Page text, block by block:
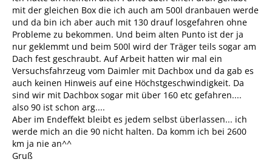
mit der gleichen Box die ich auch am 500l dranbauen werde
und da bin ich aber auch mit 130 drauf losgefahren ohne
Probleme zu bekommen. Und beim alten Punto ist der ja
nur geklemmt und beim 500l wird der Träger teils sogar am
Dach fest geschraubt. Auf Arbeit hatten wir mal ein
Versuchsfahrzeug vom Daimler mit Dachbox und da gab es
auch keinen Hinweis auf eine Höchstgeschwindigkeit. Da
sind wir mit Dachbox sogar mit über 160 etc gefahren....
also 90 ist schon arg....
Aber im Endeffekt bleibt es jedem selbst überlassen... ich
werde mich an die 90 nicht halten. Da komm ich bei 2600
km ja nie an^^
Gruß